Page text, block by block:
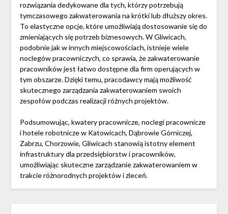
rozwiązania dedykowane dla tych, którzy potrzebują
tymczasowego zakwaterowania na krótki lub dłuższy okres.
To elastyczne opcje, które umożliwiają dostosowanie się do
zmieniających się potrzeb biznesowych. W Gliwicach,
podobnie jak w innych miejscowościach, istnieje wiele
noclegów pracowniczych, co sprawia, że zakwaterowanie
pracowników jest łatwo dostępne dla firm operujących w
tym obszarze. Dzięki temu, pracodawcy mają możliwość
skutecznego zarządzania zakwaterowaniem swoich
zespołów podczas realizacji różnych projektów.
Podsumowując, kwatery pracownicze, noclegi pracownicze
i hotele robotnicze w Katowicach, Dąbrowie Górniczej,
Zabrzu, Chorzowie, Gliwicach stanowią istotny element
infrastruktury dla przedsiębiorstw i pracowników,
umożliwiając skuteczne zarządzanie zakwaterowaniem w
trakcie różnorodnych projektów i zleceń.